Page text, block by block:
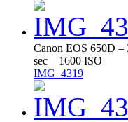
Canon EOS 650D –
sec – 1600 ISO
IMG_4319